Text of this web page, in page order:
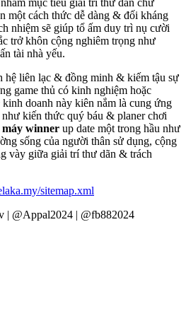
mục tiêu giải trí thư dãn chứ
một cách thức dễ dàng & đối kháng
nhiệm sẽ giúp tổ ấm duy trì nụ cười
trở khôn cộng nghiêm trọng như
tài nhà yếu.
hệ liên lạc & đồng minh & kiếm tậu sự
game thủ có kinh nghiệm hoặc
doanh này kiên nắm là cung ứng
kiến thức quý báu & planer chơi
máy winner up date một trong hầu như
sống của người thân sử dụng, cộng
vày giữa giải trí thư dãn & trách
sitemap.xml
| @Appal2024 | @fb882024